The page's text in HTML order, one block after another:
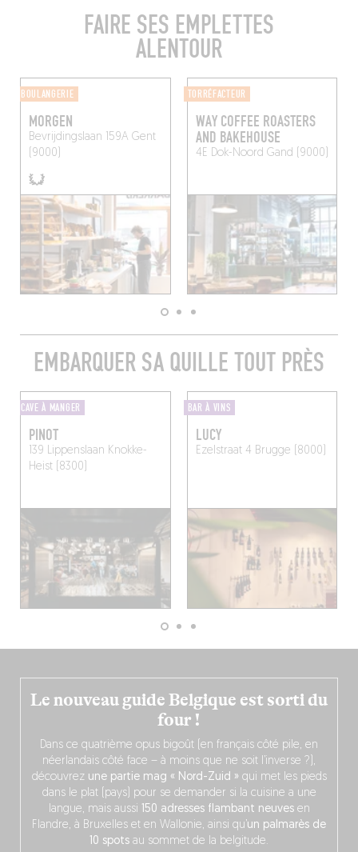
FAIRE SES EMPLETTES
ALENTOUR
BOULANGERIE
MORGEN
Bevrijdingslaan 159A Gent
(9000)
TORRÉFACTEUR
WAY COFFEE ROASTERS
AND BAKEHOUSE
4E Dok-Noord Gand (9000)
EMBARQUER SA QUILLE TOUT PRÈS
CAVE À MANGER
PINOT
139 Lippenslaan Knokke-
Heist (8300)
BAR À VINS
LUCY
Ezelstraat 4 Brugge (8000)
Le nouveau guide Belgique est sorti du
four !
Dans ce quatrième opus bigoût (en français côté pile, en
néerlandais côté face – à moins que ne soit l’inverse ?),
découvrez une partie mag « Nord-Zuid » qui met les pieds
dans le plat (pays) pour se demander si la cuisine a une
langue, mais aussi 150 adresses flambant neuvesen
Flandre, à Bruxelles et en Wallonie, ainsi qu’un palmarès de
10 spots au sommet de la belgitude.